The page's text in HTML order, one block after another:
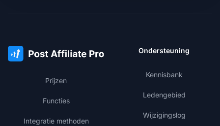
Prijzen
Functies
Integratie methoden
Ondersteuning
Kennisbank
Ledengebied
Wijzigingslog